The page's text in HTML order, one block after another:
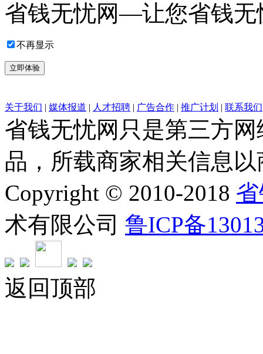
省钱无忧网—让您省钱无
不再显示
立即体验
关于我们 | 媒体报道 | 人才招聘 | 广告合作 | 推广计划 | 联系我们
省钱无忧网只是第三方
品，所载商家相关信息
Copyright © 2010-2018
术有限公司 鲁ICP备
返回顶部